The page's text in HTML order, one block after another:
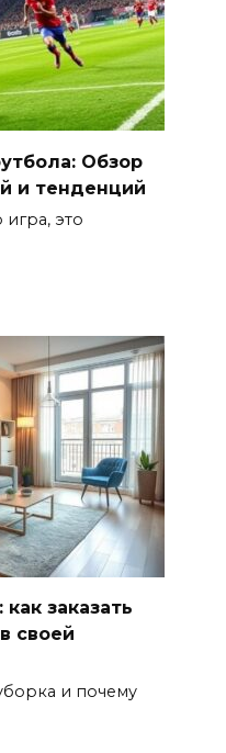
Обзор
и тенденций
это
заказать
своей
и почему